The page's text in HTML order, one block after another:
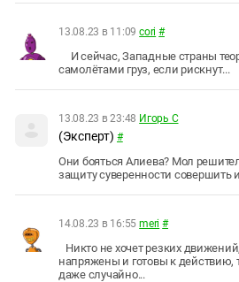
13.08.23 в 11:09 cori #
И сейчас, Западные страны
самолётами груз, если рискнут...
13.08.23 в 23:48 Игорь С
(Эксперт) #
Они бояться Алиева? Мол
защиту суверенности совершить
14.08.23 в 16:55 meri #
Никто не хочет резких
напряжены и готовы к действию,
даже случайно...